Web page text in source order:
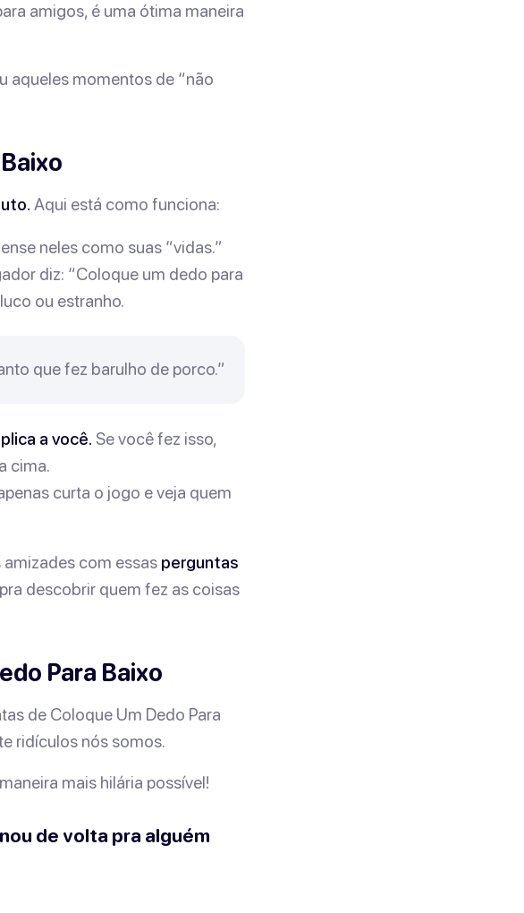
amigos, é uma ótima maneira
aqueles momentos de “não
Aqui está como funciona:
neles como suas “vidas.”
diz: “Coloque um dedo para
ou estranho.
que fez barulho de porco.”
a você. Se você fez isso,
cima.
curta o jogo e veja quem
com essas perguntas
descobrir quem fez as coisas
Para Baixo
de Coloque Um Dedo Para
ridículos nós somos.
mais hilária possível!
de volta pra alguém